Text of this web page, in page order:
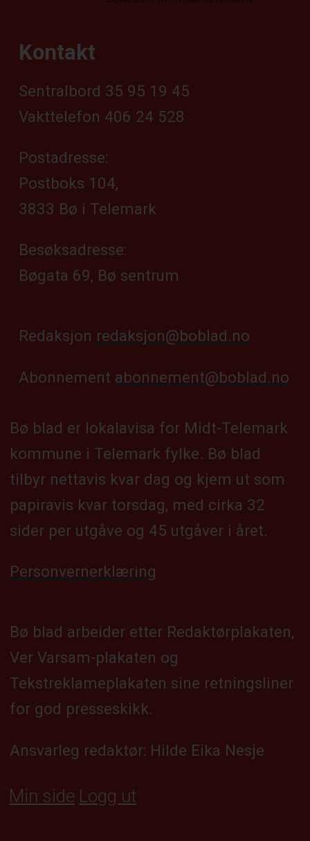
Kontakt
Sentralbord 35 95 19 45
Vakttelefon 406 24 528
Postadresse:
Postboks 104,
3833 Bø i Telemark
Besøksadresse:
Bøgata 69, Bø sentrum
Redaksjon redaksjon@boblad.no
Abonnement abonnement@boblad.no
Bø blad er lokalavisa for Midt-Telemark
kommune i Telemark fylke. Bø blad
tilbyr nettavis kvar dag og kjem ut som
papiravis kvar torsdag, med cirka 32
sider per utgåve og 45 utgåver i året.
Personvernerklæring
Bø blad arbeider etter Redaktørplakaten,
Ver Varsam-plakaten og
Tekstreklameplakaten sine retningsliner
for god presseskikk.
Ansvarleg redaktør: Hilde Eika Nesje
Min side Logg ut